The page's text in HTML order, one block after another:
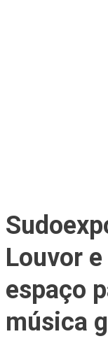
Louvor
espaço
música